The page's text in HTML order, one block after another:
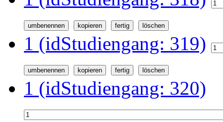
1 (idStudiengang: 319)
1 (idStudiengang: 320)